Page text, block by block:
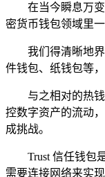
在当今瞬息万
密货币钱包领域里
我们得清晰地
件钱包、纸钱包等
与之相对的热
控数字资产的流动
成挑战。
Trust 信任钱包
需要连接网络来实